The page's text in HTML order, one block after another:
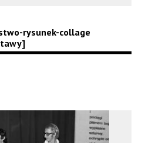
rysunek-collage